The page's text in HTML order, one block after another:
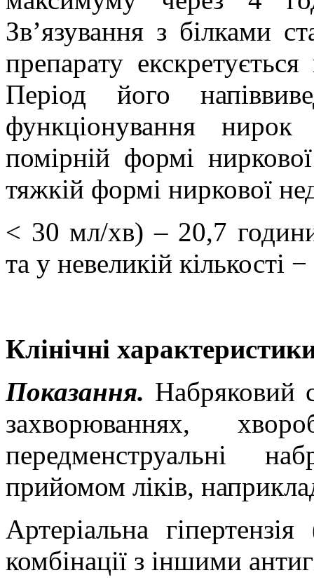
Зв’язування з білками
препарату
Період його
функціонування
помірній формі
тяжкій формі ниркової
< 30 мл/хв) – 20,7
та у невеликій кількості
Клінічні
Показання. Набряковий
захворюваннях,
передменструальні
прийомом ліків,
Артеріальна
комбінації з іншими